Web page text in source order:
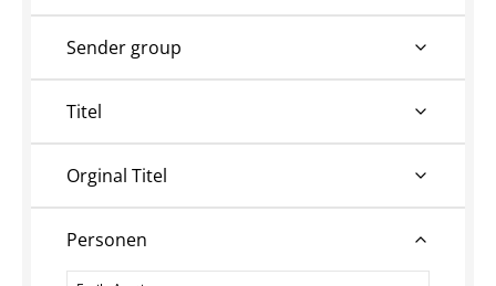
Sender group
Titel
Orginal Titel
Personen
Personen